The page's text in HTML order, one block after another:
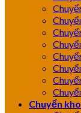
Chuyển